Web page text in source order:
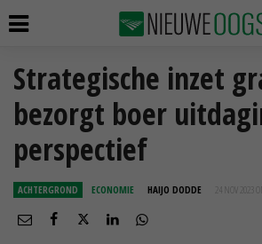
Strategische inzet
bezorgt boer
perspectief
ACHTERGROND ECONOMIE HAIJO DODDE 24 NOV 2023